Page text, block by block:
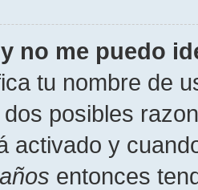
no me puedo
tu nombre de
posibles
activado y
entonces